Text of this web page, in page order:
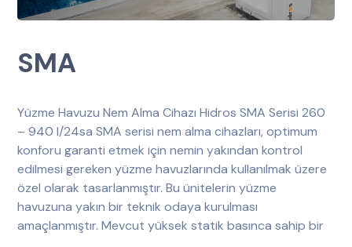
SMA
Yüzme Havuzu Nem Alma Cihazı Hidros SMA Serisi 260
– 940 l/24sa SMA serisi nem alma cihazları, optimum
konforu garanti etmek için nemin yakından kontrol
edilmesi gereken yüzme havuzlarında kullanılmak üzere
özel olarak tasarlanmıştır. Bu ünitelerin yüzme
havuzuna yakın bir teknik odaya kurulması
amaçlanmıştır. Mevcut yüksek statik basınca sahip bir